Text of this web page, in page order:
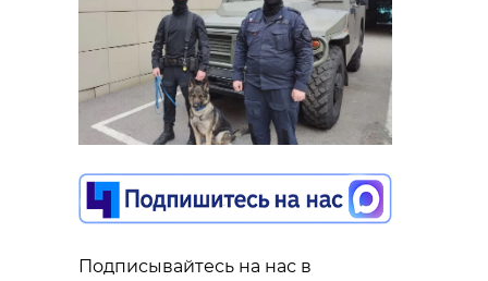
Подписывайтесь на нас в